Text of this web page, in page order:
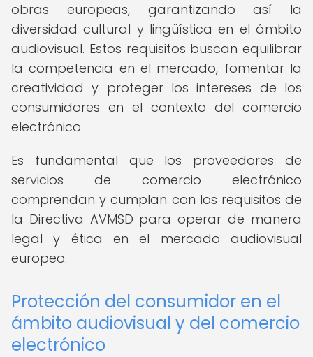
obras europeas, garantizando así la
diversidad cultural y lingüística en el ámbito
audiovisual. Estos requisitos buscan equilibrar
la competencia en el mercado, fomentar la
creatividad y proteger los intereses de los
consumidores en el contexto del comercio
electrónico.
Es fundamental que los proveedores de
servicios de comercio electrónico
comprendan y cumplan con los requisitos de
la Directiva AVMSD para operar de manera
legal y ética en el mercado audiovisual
europeo.
Protección del consumidor en el
ámbito audiovisual y del comercio
electrónico